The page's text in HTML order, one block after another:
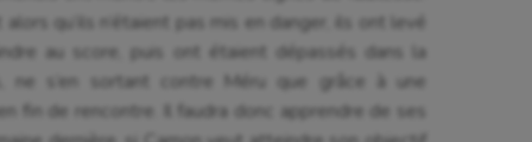
qu’ils n’étaient pas mis en danger, ils ont levé
au score, puis ont étaient dépassés dans la
ne s’en sortant contre Méru que grâce à une
fin de rencontre. Il faudra donc apprendre de ses